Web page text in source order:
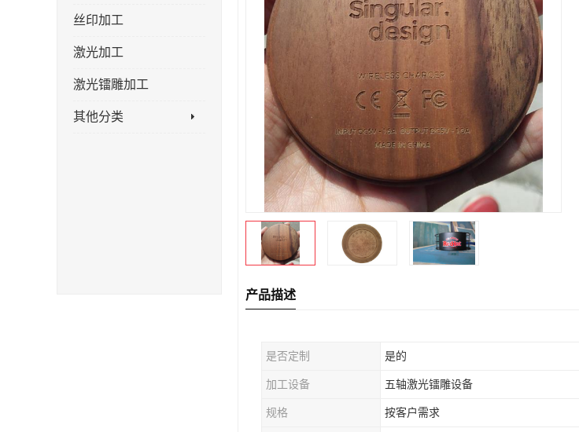
丝印加工
激光加工
激光镭雕加工
其他分类
产品描述
是否定制 是的
加工设备 五轴激光镭雕设备
规格 按客户需求